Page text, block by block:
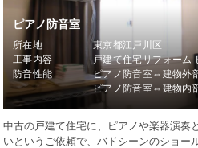
ピアノ防音室
所在地
東京都江戸川区
工事内容
戸建て住宅リフォーム
防音性能
ピアノ防音室⇔建物外
ピアノ防音室⇔建物内
中古の戸建て住宅に、ピアノや楽器演奏
いというご依頼で、バドシーンのショー